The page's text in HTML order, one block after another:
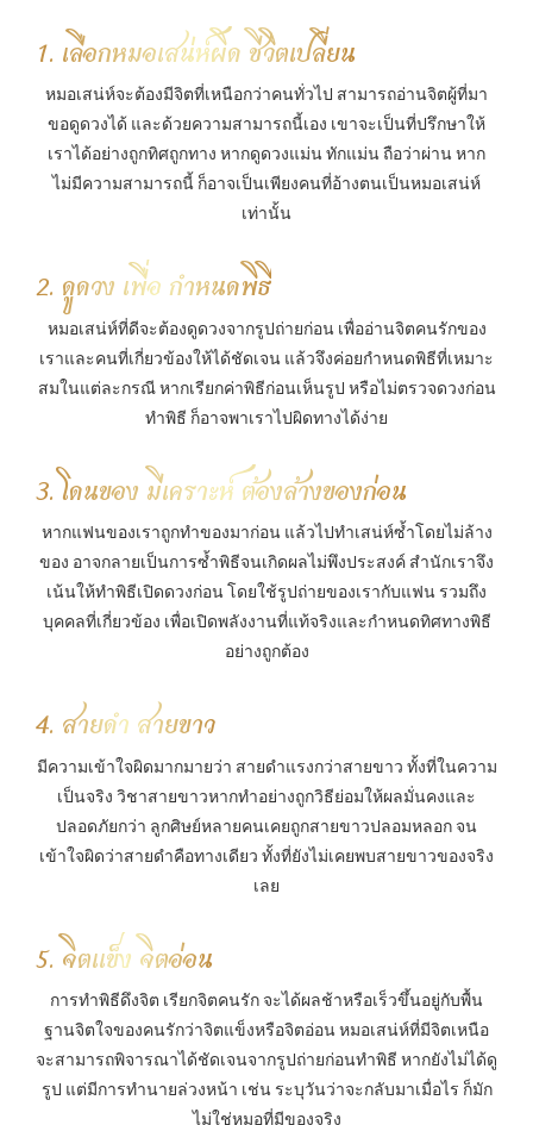
1. เลือกหมอเสน่ห์ผิด ชีวิตเปลี่ยน
หมอเสน่ห์จะต้องมีจิตที่เหนือกว่าคนทั่วไป สามารถอ่านจิตผู้ที่มา
ขอดูดวงได้ และด้วยความสามารถนี้เอง เขาจะเป็นที่ปรึกษาให้
เราได้อย่างถูกทิศถูกทาง หากดูดวงแม่น ทักแม่น ถือว่าผ่าน หาก
ไม่มีความสามารถนี้ ก็อาจเป็นเพียงคนที่อ้างตนเป็นหมอเสน่ห์
เท่านั้น
2. ดูดวง เพื่อ กำหนดพิธี
หมอเสน่ห์ที่ดีจะต้องดูดวงจากรูปถ่ายก่อน เพื่ออ่านจิตคนรักของ
เราและคนที่เกี่ยวข้องให้ได้ชัดเจน แล้วจึงค่อยกำหนดพิธีที่เหมาะ
สมในแต่ละกรณี หากเรียกค่าพิธีก่อนเห็นรูป หรือไม่ตรวจดวงก่อน
ทำพิธี ก็อาจพาเราไปผิดทางได้ง่าย
3. โดนของ มีเคราะห์ ต้องล้างของก่อน
หากแฟนของเราถูกทำของมาก่อน แล้วไปทำเสน่ห์ซ้ำโดยไม่ล้าง
ของ อาจกลายเป็นการซ้ำพิธีจนเกิดผลไม่พึงประสงค์ สำนักเราจึง
เน้นให้ทำพิธีเปิดดวงก่อน โดยใช้รูปถ่ายของเรากับแฟน รวมถึง
บุคคลที่เกี่ยวข้อง เพื่อเปิดพลังงานที่แท้จริงและกำหนดทิศทางพิธี
อย่างถูกต้อง
4. สายดำ สายขาว
มีความเข้าใจผิดมากมายว่า สายดำแรงกว่าสายขาว ทั้งที่ในความ
เป็นจริง วิชาสายขาวหากทำอย่างถูกวิธีย่อมให้ผลมั่นคงและ
ปลอดภัยกว่า ลูกศิษย์หลายคนเคยถูกสายขาวปลอมหลอก จน
เข้าใจผิดว่าสายดำคือทางเดียว ทั้งที่ยังไม่เคยพบสายขาวของจริง
เลย
5. จิตแข็ง จิตอ่อน
การทำพิธีดึงจิต เรียกจิตคนรัก จะได้ผลช้าหรือเร็วขึ้นอยู่กับพื้น
ฐานจิตใจของคนรักว่าจิตแข็งหรือจิตอ่อน หมอเสน่ห์ที่มีจิตเหนือ
จะสามารถพิจารณาได้ชัดเจนจากรูปถ่ายก่อนทำพิธี หากยังไม่ได้ดู
รูป แต่มีการทำนายล่วงหน้า เช่น ระบุวันว่าจะกลับมาเมื่อไร ก็มัก
ไม่ใช่หมอที่มีของจริง